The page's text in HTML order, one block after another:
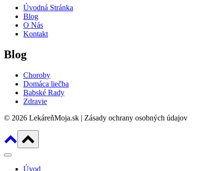
Úvodná Stránka
Blog
O Nás
Kontakt
Blog
Choroby
Domáca liečba
Babské Rady
Zdravie
© 2026 LekáreňMoja.sk | Zásady ochrany osobných údajov
Úvod